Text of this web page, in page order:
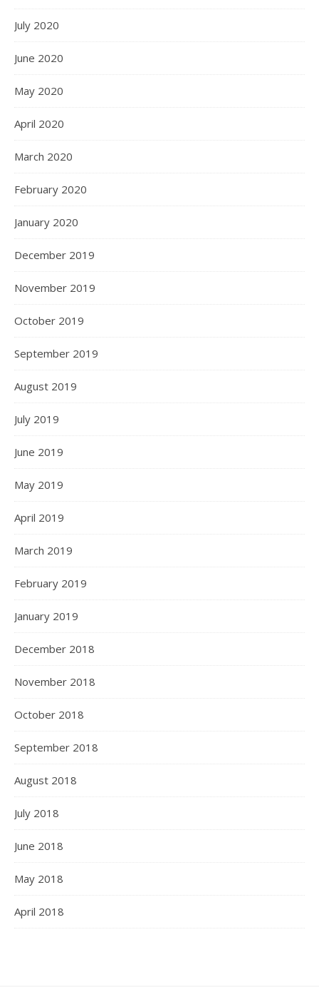
July 2020
June 2020
May 2020
April 2020
March 2020
February 2020
January 2020
December 2019
November 2019
October 2019
September 2019
August 2019
July 2019
June 2019
May 2019
April 2019
March 2019
February 2019
January 2019
December 2018
November 2018
October 2018
September 2018
August 2018
July 2018
June 2018
May 2018
April 2018